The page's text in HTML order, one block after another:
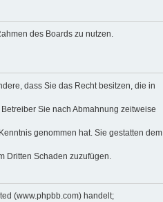
des Boards zu nutzen.
dass Sie das Recht besitzen, die in
Sie nach Abmahnung zeitweise
genommen hat. Sie gestatten dem
Dritten Schaden zuzufügen.
(www.phpbb.com) handelt;